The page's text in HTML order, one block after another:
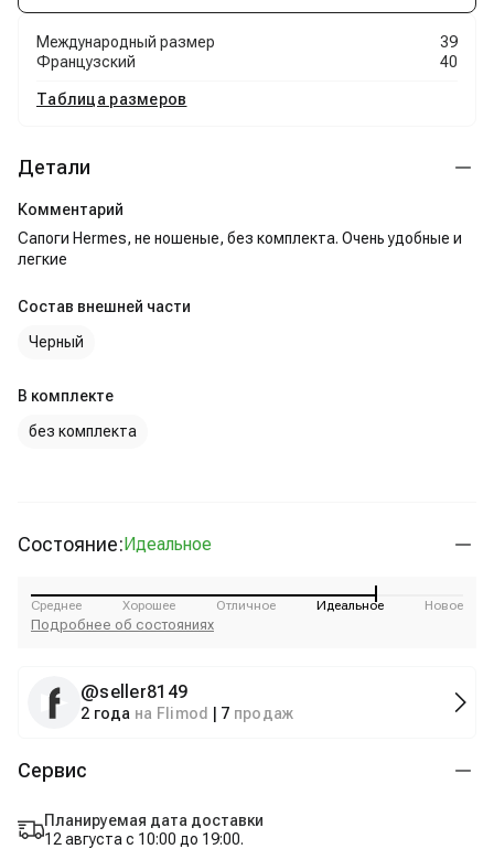
Международный размер
39
Французский
40
Таблица размеров
Детали
Комментарий
Сапоги Hermes, не ношеные, без комплекта. Очень удобные и
легкие
Состав внешней части
Черный
В комплекте
без комплекта
Состояние:Идеальное
Среднее Хорошее Отличное Идеальное Новое
Подробнее об состояниях
@seller8149
2 года на Flimod 7 продаж
Сервис
Планируемая дата доставки
12 августа с 10:00 до 19:00.